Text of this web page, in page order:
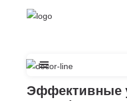
Эффективные